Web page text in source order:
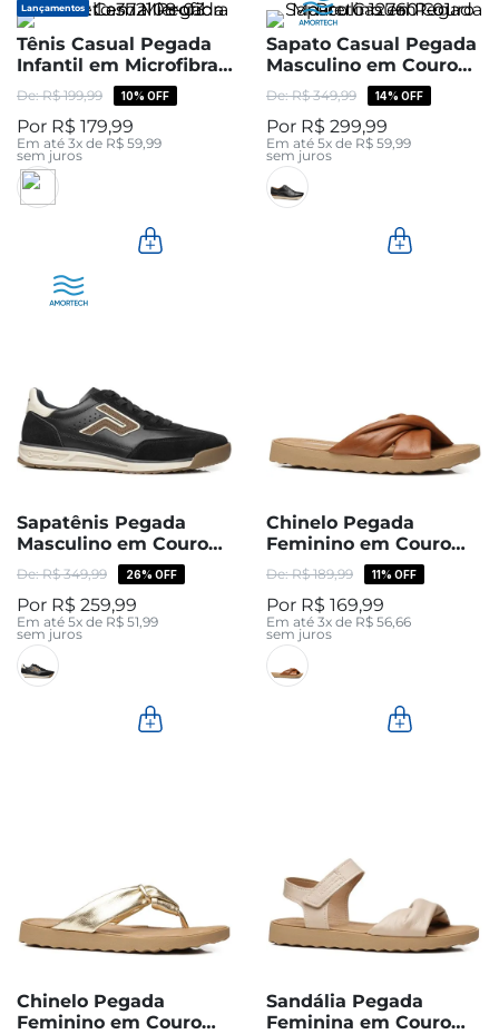
Lançamentos
Tênis Casual Pegada
Infantil em Microfibra
Preto 372108-03
R$ 199,99 10% OFF
R$ 179,99
Em até 3x de R$ 59 99
sem juros
Sapato Casual Pegada
Masculino em Couro
Preto 127601-01
R$ 349,99 14% OFF
R$ 299,99
Em até 5x de R$ 59 99
sem juros
Sapatênis Pegada
Masculino em Couro
Preto 112501-02
R$ 349,99 26% OFF
R$ 259,99
Em até 5x de R$ 51 99
sem juros
Chinelo Pegada
Feminino em Couro
Pinhão 231403-03
R$ 189,99 11% OFF
R$ 169,99
Em até 3x de R$ 56 66
sem juros
Chinelo Pegada
Feminino em Couro
Sandália Pegada
Feminina em Couro